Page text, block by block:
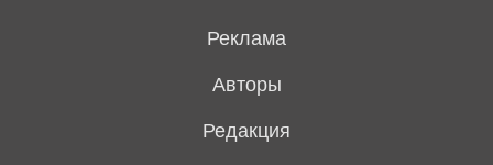
Реклама
Авторы
Редакция